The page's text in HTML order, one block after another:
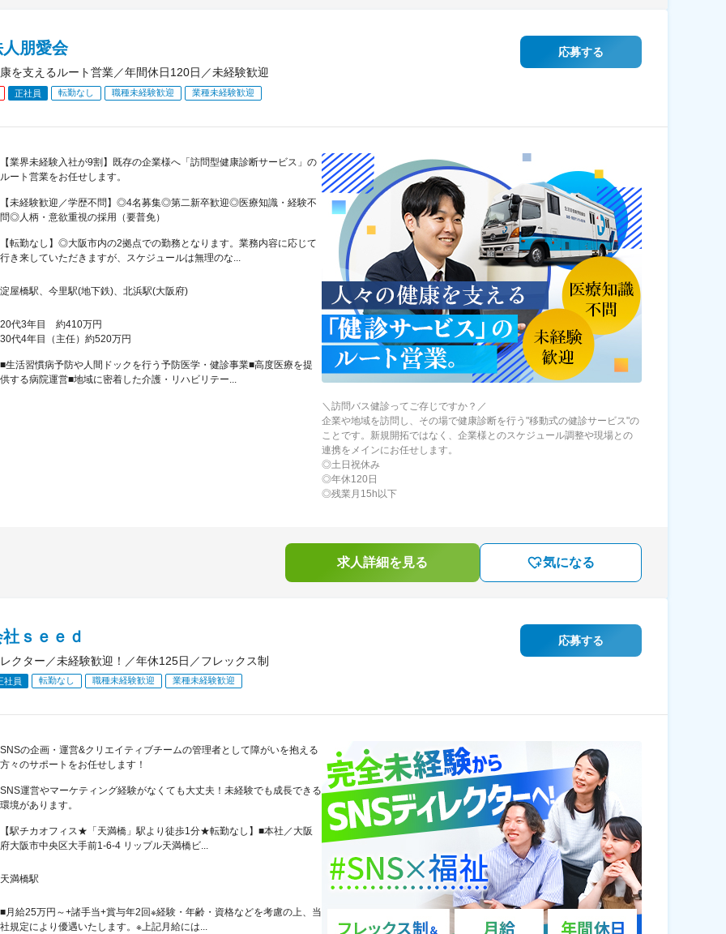
朋愛会
を支えるルート営業／年間休日120日／未経験歓迎
正社員 転勤なし 職種未経験歓迎 業種未経験歓迎
応募する
【業界未経験入社が9割】既存の企業様へ「訪問型健康診断サービス」の
ルート営業をお任せします。
【未経験歓迎／学歴不問】◎4名募集◎第二新卒歓迎◎医療知識・経験不
問◎人柄・意欲重視の採用（要普免）
【転勤なし】◎大阪市内の2拠点での勤務となります。業務内容に応じて
行き来していただきますが、スケジュールは無理のな...
淀屋橋駅、今里駅(地下鉄)、北浜駅(大阪府)
20代3年目 約410万円
30代4年目（主任）約520万円
■生活習慣病予防や人間ドックを行う予防医学・健診事業■高度医療を提
供する病院運営■地域に密着した介護・リハビリテー...
＼訪問バス健診ってご存じですか？／
企業や地域を訪問し、その場で健康診断を行う"移動式の健診サービス"の
ことです。新規開拓ではなく、企業様とのスケジュール調整や現場との
連携をメインにお任せします。
◎土日祝休み
◎年休120日
◎残業月15h以下
求人詳細を見る 気になる
ｓｅｅｄ
クター／未経験歓迎！／年休125日／フレックス制
社員 転勤なし 職種未経験歓迎 業種未経験歓迎
応募する
SNSの企画・運営&クリエイティブチームの管理者として障がいを抱える
方々のサポートをお任せします！
SNS運営やマーケティング経験がなくても大丈夫！未経験でも成長できる
環境があります。
【駅チカオフィス★「天満橋」駅より徒歩1分★転勤なし】■本社／大阪
府大阪市中央区大手前1-6-4 リップル天満橋ビ...
天満橋駅
■月給25万円～+諸手当+賞与年2回※経験・年齢・資格などを考慮の上、当
社規定により優遇いたします。※上記月給には...